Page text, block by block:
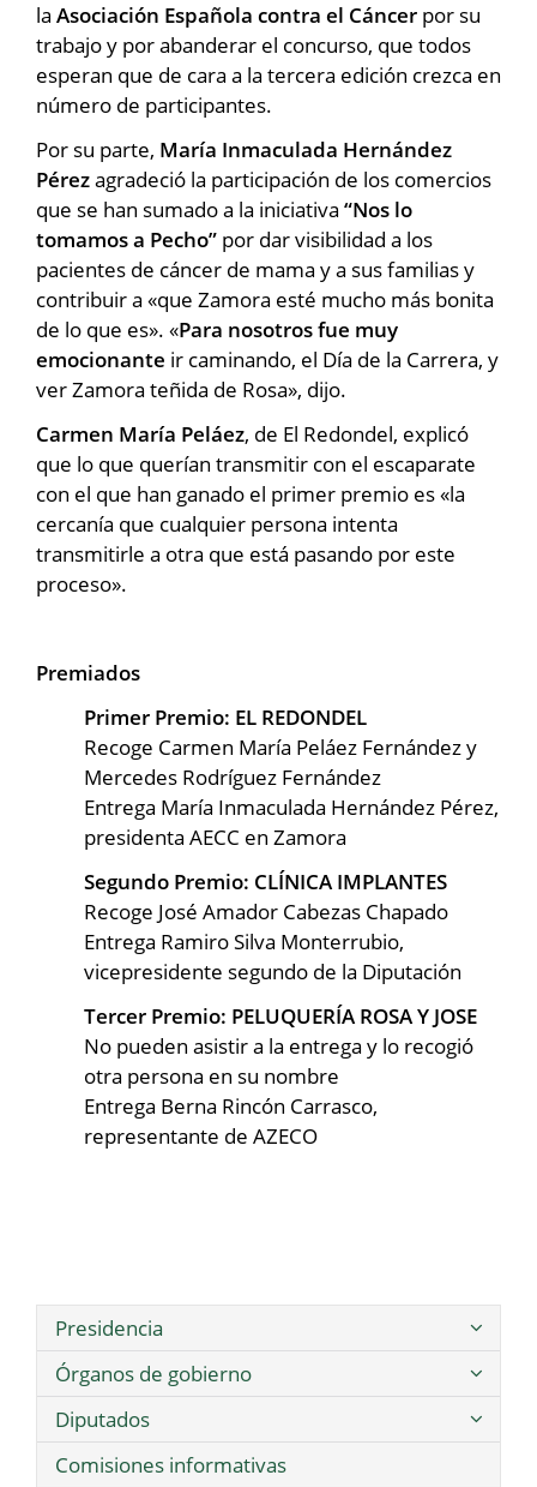
la Asociación Española contra el Cáncer por su
trabajo y por abanderar el concurso, que todos
esperan que de cara a la tercera edición crezca en
número de participantes.
Por su parte, María Inmaculada Hernández
Pérezagradeció la participación de los comercios
que se han sumado a la iniciativa “Nos lo
tomamos a Pecho” por dar visibilidad a los
pacientes de cáncer de mama y a sus familias y
contribuir a «que Zamora esté mucho más bonita
de lo que es». «Para nosotros fue muy
emocionante ir caminando, el Día de la Carrera, y
ver Zamora teñida de Rosa», dijo.
Carmen María Peláez, de El Redondel, explicó
que lo que querían transmitir con el escaparate
con el que han ganado el primer premio es «la
cercanía que cualquier persona intenta
transmitirle a otra que está pasando por este
proceso».
Premiados
Primer Premio: EL REDONDEL
Recoge Carmen María Peláez Fernández y
Mercedes Rodríguez Fernández
Entrega María Inmaculada Hernández Pérez,
presidenta AECC en Zamora
Segundo Premio: CLÍNICA IMPLANTES
Recoge José Amador Cabezas Chapado
Entrega Ramiro Silva Monterrubio,
vicepresidente segundo de la Diputación
Tercer Premio: PELUQUERÍA ROSA Y JOSE
No pueden asistir a la entrega y lo recogió
otra persona en su nombre
Entrega Berna Rincón Carrasco,
representante de AZECO
Presidencia
Órganos de gobierno
Diputados
Comisiones informativas